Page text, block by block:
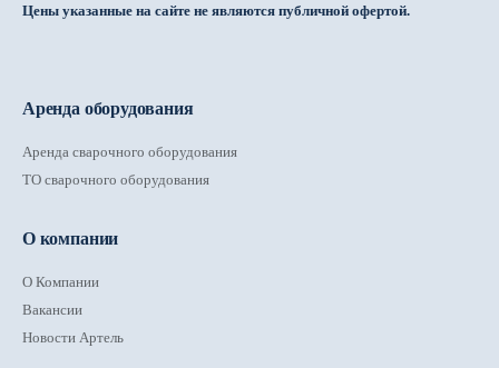
Цены указанные на сайте не являются публичной офертой.
Аренда оборудования
Аренда сварочного оборудования
ТО сварочного оборудования
О компании
О Компании
Вакансии
Новости Артель